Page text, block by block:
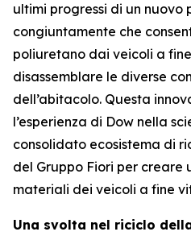
ultimi progressi di un nuovo
congiuntamente che
poliuretano dai veicoli a
disassemblare le diverse
dell’abitacolo. Questa
l’esperienza di Dow nella
consolidato ecosistema di
del Gruppo Fiori per creare
materiali dei veicoli a fine
Una svolta nel riciclo